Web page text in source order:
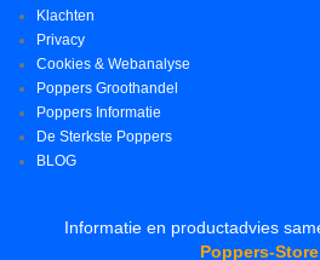
Klachten
Privacy
Cookies & Webanalyse
Poppers Groothandel
Poppers Informatie
De Sterkste Poppers
BLOG
Informatie en productadvies
Poppers-